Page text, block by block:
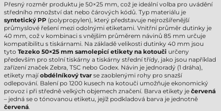
Přesný rozměr produktu je 50×25 mm, což je ideální volba pro uvádění
středního množství dat nebo čárových kódů. Typ materiálu je
syntetický PP (polypropylen), který představuje nejrozšířenější
průmyslové řešení mezi odolnými etiketami. Vnitřní průměr dutinky je
40 mm, což v kombinaci s vnějším průměrem návinů 85 mm určuje
kompatibilitu s tiskárnami. Na základě velikosti dutinky 40 mm jsou
tyto Tezeko 50×25 mm samolepicí etikety na kotouči určeny
především pro stolní tiskárny a tiskárny střední třídy, jako jsou například
zařízení značek Zebra, TSC nebo Godex. Návin je jednoradý (1 dráha),
etikety majíobdélníkový tvar se zaoblenými rohy pro snazší
odlepování. Balení po 1200 kusech na kotouči umožňuje ekonomický
provoz i při středně velkých objemech značení. Barva etikety je červená
– jedná se o tónovanou etiketu, jejíž podkladová barva je jednotně
červená.